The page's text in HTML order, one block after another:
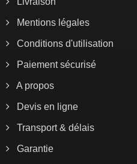
Mentions légales
Conditions d'utilisation
Paiement sécurisé
A propos
Devis en ligne
Transport & délais
Garantie